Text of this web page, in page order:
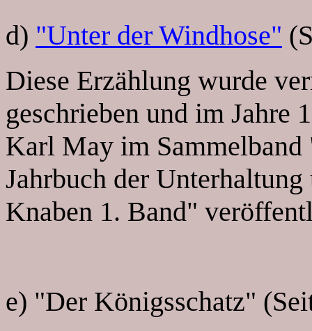
d) "Unter der Windhose"
Diese Erzählung wurde
geschrieben und im Jahre
Karl May im Sammelband
Jahrbuch der
Knaben 1. Band"
e) "Der Königsschatz"